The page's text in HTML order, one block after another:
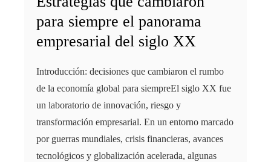
para siempre el panorama
empresarial del siglo XX
Introducción: decisiones que cambiaron el rumbo
de la economía global para siempreEl siglo XX fue
un laboratorio de innovación, riesgo y
transformación empresarial. En un entorno marcado
por guerras mundiales, crisis financieras, avances
tecnológicos y globalización acelerada, algunas